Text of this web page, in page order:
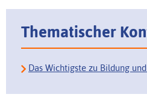
Thematischer
Das Wichtigste zu Bildung